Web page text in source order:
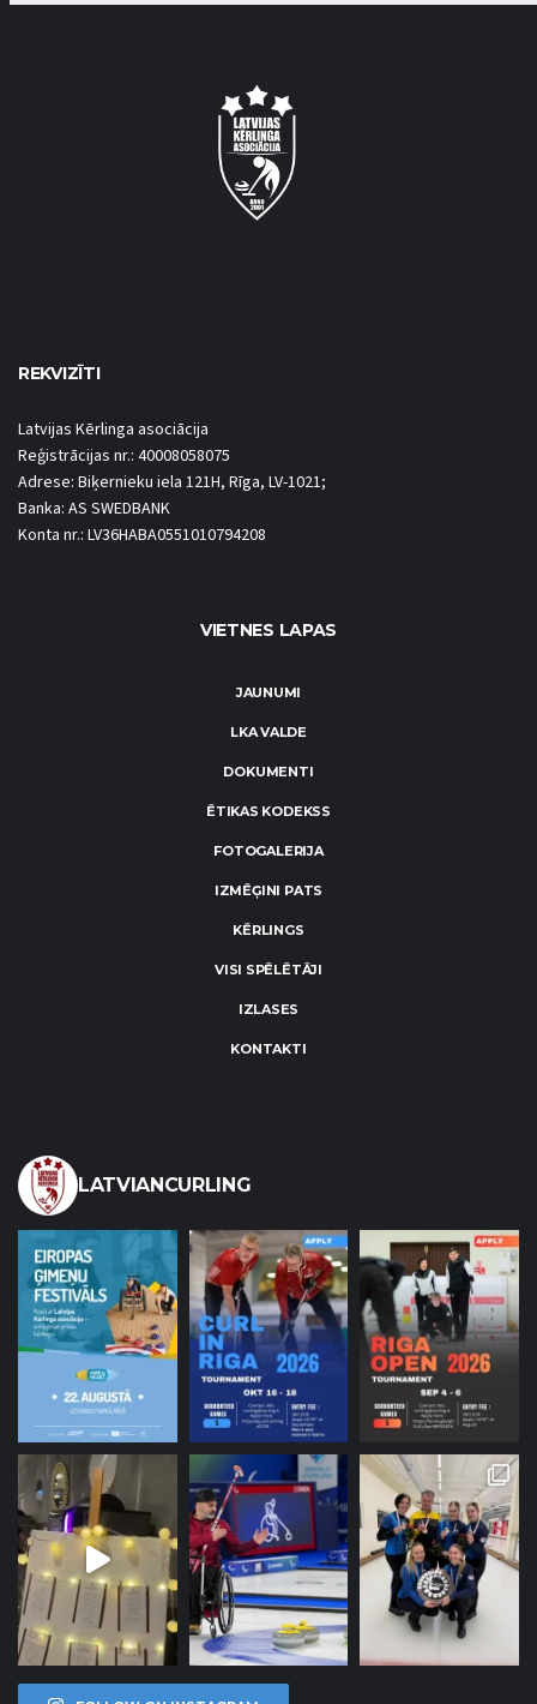
REKVIZĪTI
Latvijas Kērlinga asociācija
Reģistrācijas nr.: 40008058075
Adrese: Biķernieku iela 121H, Rīga, LV-1021;
Banka: AS SWEDBANK
Konta nr.: LV36HABA0551010794208
VIETNES LAPAS
JAUNUMI
LKA VALDE
DOKUMENTI
ĒTIKAS KODEKSS
FOTOGALERIJA
IZMĒĢINI PATS
KĒRLINGS
VISI SPĒLĒTĀJI
IZLASES
KONTAKTI
LATVIANCURLING